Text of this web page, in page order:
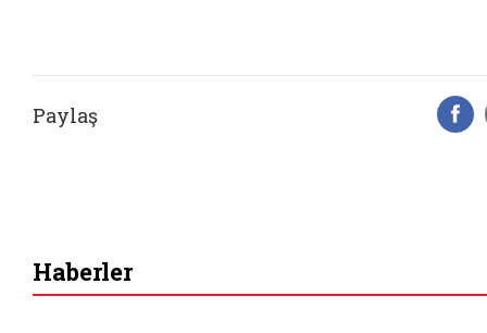
Paylaş
Haberler